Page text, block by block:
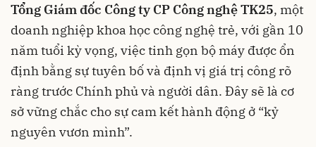
Tổng Giám đốc Công ty CP Công nghệ TK25, một
doanh nghiệp khoa học công nghệ trẻ, với gần 10
năm tuổi kỳ vọng, việc tinh gọn bộ máy được ổn
định bằng sự tuyên bố và định vị giá trị công rõ
ràng trước Chính phủ và người dân. Đây sẽ là cơ
sở vững chắc cho sự cam kết hành động ở “kỷ
nguyên vươn mình”.